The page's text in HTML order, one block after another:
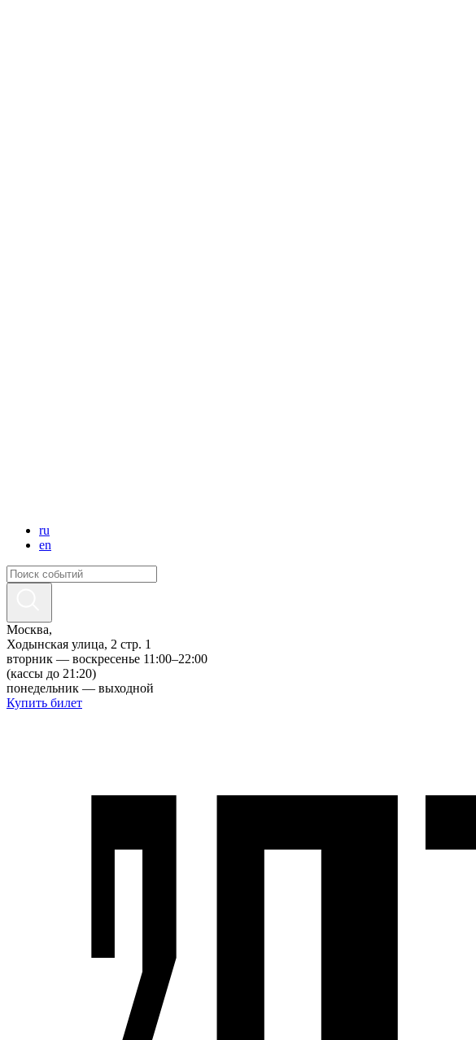
ru
en
Москва,
Ходынская улица, 2 стр. 1
вторник — воскресенье 11:00–22:00
(кассы до 21:20)
понедельник — выходной
Купить билет